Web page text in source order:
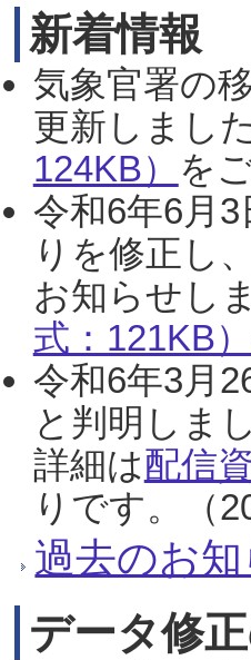
新着情報
気象官署の
更新しまし
124KB） を
令和6年6月
りを修正し
お知らせし
式：121KB）
令和6年3月
と判明しま
詳細は配信
りです。（
過去のお
データ修